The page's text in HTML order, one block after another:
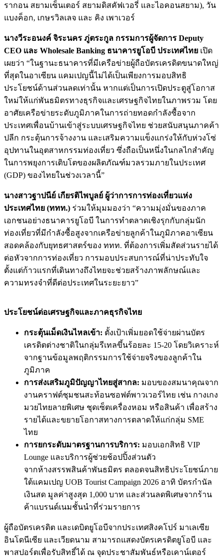
รากอน สยามเซ็นเตอร์ สยามดิสคัฟเวอรี่ และไอคอนสยาม), วัน
แบงค็อก, เกษรวิลเลจ และ คิง เพาเวอร์
นางวีระอนงค์ จิระนคร ภู่ตระกูล กรรมการผู้จัดการ Deputy
CEO และ Wholesale Banking ธนาคารยูโอบี ประเทศไทย เปิด
เผยว่า “ในฐานะธนาคารที่มีเครือข่ายผู้ถือบัตรเครดิตขนาดใหญ่
ที่สุดในอาเซียน แคมเปญนี้ไม่ได้เป็นเพียงการมอบสิทธิ
ประโยชน์ด้านส่วนลดเท่านั้น หากแต่เป็นการเปิดประตูสู่โอกาส
ใหม่ให้แก่พันธมิตรทางธุรกิจและเศรษฐกิจไทยในภาพรวม โดย
อาศัยเครือข่ายระดับภูมิภาคในการถ่ายทอดกำลังซื้อจาก
ประเทศเพื่อนบ้านเข้าสู่ระบบเศรษฐกิจไทย ช่วยสนับสนุนภาคค้า
ปลีก กระตุ้นการจ้างงาน และเสริมความแข็งแกร่งให้กับห่วงโซ่
อุปทานในอุตสาหกรรมท่องเที่ยว ซึ่งถือเป็นหนึ่งในกลไกสำคัญ
ในการพยุงการเติบโตของผลิตภัณฑ์มวลรวมภายในประเทศ
(GDP) ของไทยในช่วงเวลานี้”
นางสาวฐาปนีย์ เกียรติไพบูลย์ ผู้ว่าการการท่องเที่ยวแห่ง
ประเทศไทย (ททท.) ร่วมให้มุมมองว่า “ความมุ่งมั่นของภาค
เอกชนอย่างธนาคารยูโอบี ในการทำตลาดเชิงรุกกับกลุ่มนัก
ท่องเที่ยวที่มีกำลังซื้อสูงจากเครือข่ายลูกค้าในภูมิภาคอาเซียน
สอดคล้องกับยุทธศาสตร์ของ ททท. ที่ต้องการเพิ่มสัดส่วนรายได้
ต่อหัวจากการท่องเที่ยว การมอบประสบการณ์ที่น่าประทับใจ
ตั้งแต่ก้าวแรกที่เดินทางถึงไทยจะช่วยสร้างภาพลักษณ์และ
ความทรงจำที่ดีต่อประเทศในระยะยาว”
ประโยชน์ต่อเศรษฐกิจและภาคธุรกิจไทย
กระตุ้นเม็ดเงินไหลเข้า: ตั้งเป้าเพิ่มยอดใช้จ่ายผ่านบัตร
เครดิตต่างชาติในกลุ่มรีเทลขึ้นร้อยละ 15-20 โดยวิเคราะห์
จากฐานข้อมูลพฤติกรรมการใช้จ่ายจริงของลูกค้าใน
ภูมิภาค
การส่งเสริมภูมิปัญญาไทยสู่สากล: มอบของสมนาคุณจาก
งานคราฟต์ชุมชนสะท้อนซอฟต์พาวเวอร์ไทย เช่น กางเกง
มวยไทยลายพิเศษ ชุดเซ็ตเครื่องหอม หรือสินค้า เพื่อสร้าง
รายได้และขยายโอกาสทางการตลาดให้แก่กลุ่ม SME
ไทย
การยกระดับมาตรฐานการบริการ: มอบเอกสิทธิ VIP
Lounge และบริการผู้ช่วยช้อปปิ้งส่วนตัว
จากห้างสรรพสินค้าพันธมิตร ตลอดจนสิทธิประโยชน์ภาย
ใต้แคมเปญ UOB Tourist Campaign 2026 อาทิ บัตรกำนัล
เงินสด มูลค่าสูงสุด 1,000 บาท และส่วนลดพิเศษจากร้าน
ค้าแบรนด์เนมชั้นนำที่ร่วมรายการ
ผู้ถือบัตรเครดิต และเดบิตยูโอบีจากประเทศสิงคโปร์ มาเลเซีย
อินโดนีเซีย และเวียดนาม สามารถแสดงบัตรเครดิตยูโอบี และ
พาสปอร์ตเพื่อรับสิทธิ์ได้ ณ จุดประชาสัมพันธ์หรือเคาน์เตอร์